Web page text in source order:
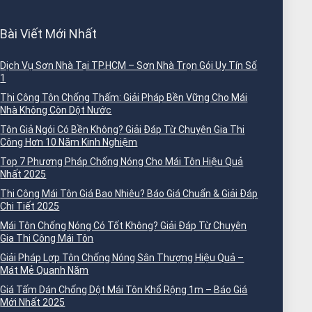
Bài Viết Mới Nhất
Dịch Vụ Sơn Nhà Tại TP.HCM – Sơn Nhà Trọn Gói Uy Tín Số
1
Thi Công Tôn Chống Thấm: Giải Pháp Bền Vững Cho Mái
Nhà Không Còn Dột Nước
Tôn Giả Ngói Có Bền Không? Giải Đáp Từ Chuyên Gia Thi
Công Hơn 10 Năm Kinh Nghiệm
Top 7 Phương Pháp Chống Nóng Cho Mái Tôn Hiệu Quả
Nhất 2025
Thi Công Mái Tôn Giá Bao Nhiêu? Báo Giá Chuẩn & Giải Đáp
Chi Tiết 2025
Mái Tôn Chống Nóng Có Tốt Không? Giải Đáp Từ Chuyên
Gia Thi Công Mái Tôn
Giải Pháp Lợp Tôn Chống Nóng Sân Thượng Hiệu Quả –
Mát Mẻ Quanh Năm
Giá Tấm Dán Chống Dột Mái Tôn Khổ Rộng 1m – Báo Giá
Mới Nhất 2025